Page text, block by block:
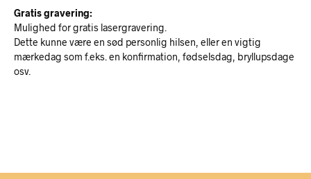
Gratis gravering:
Mulighed for gratis lasergravering.
Dette kunne være en sød personlig hilsen, eller en vigtig
mærkedag som f.eks. en konfirmation, fødselsdag, bryllupsdage
osv.